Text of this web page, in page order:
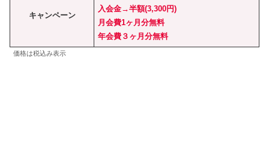
キャンペーン
入会金→半額(3,300円)
月会費1ヶ月分無料
年会費３ヶ月分無料
価格は税込み表示